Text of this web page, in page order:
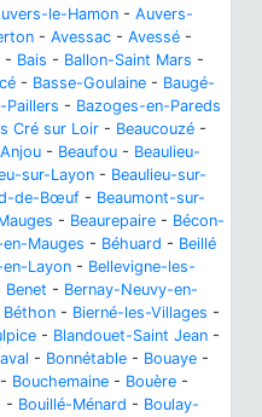
le-Hamon - Auvers-
- Avessac - Avessé -
- Bais - Ballon-Saint Mars -
- Basse-Goulaine - Baugé-
Paillers - Bazoges-en-Pareds
Cré sur Loir - Beaucouzé -
- Beaufou - Beaulieu-
sur-Layon - Beaulieu-sur-
de-Bœuf - Beaumont-sur-
- Beaurepaire - Bécon-
Mauges - Béhuard - Beillé
en-Layon - Bellevigne-les-
Benet - Bernay-Neuvy-en-
Béthon - Bierné-les-Villages -
- Blandouet-Saint Jean -
- Bonnétable - Bouaye -
- Bouchemaine - Bouère -
- Bouillé-Ménard - Boulay-